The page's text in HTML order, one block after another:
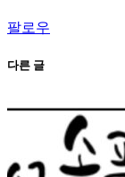
팔로우
다른 글